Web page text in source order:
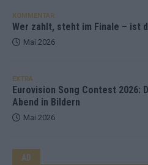
KOMMENTAR
Wer zahlt, steht im Finale – ist
Mai 2026
EXTRA
Eurovision Song Contest 2026:
Abend in Bildern
Mai 2026
AD